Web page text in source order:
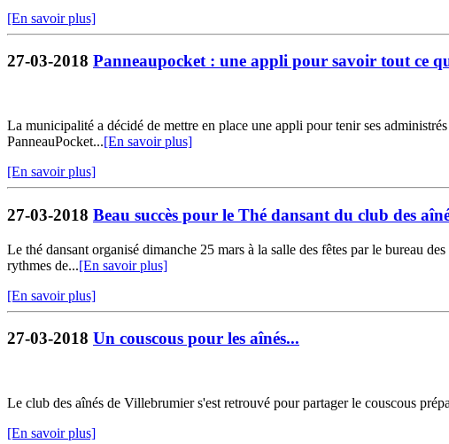
[En savoir plus]
27-03-2018 Panneaupocket : une appli pour savoir tout ce
La municipalité a décidé de mettre en place une appli pour tenir ses
PanneauPocket...[En savoir plus]
[En savoir plus]
27-03-2018 Beau succès pour le Thé dansant du club des
Le thé dansant organisé dimanche 25 mars à la salle des fêtes par le bureau
rythmes de...[En savoir plus]
[En savoir plus]
27-03-2018 Un couscous pour les aînés...
Le club des aînés de Villebrumier s'est retrouvé pour partager le couscous
[En savoir plus]